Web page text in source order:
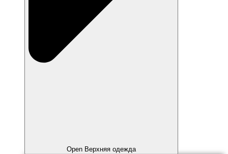
Open Верхняя одежда